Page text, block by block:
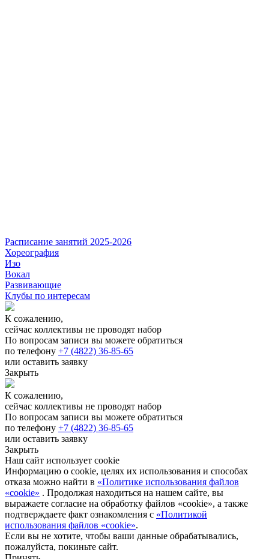
Расписание занятий 2025-2026
Хореография
Изо
Вокал
Развивающие
Клубы по интересам
К сожалению,
сейчас коллективы не проводят набор
По вопросам записи вы можете обратиться
по телефону +7 (4822) 36-85-65
или оставить заявку
Закрыть
К сожалению,
сейчас коллективы не проводят набор
По вопросам записи вы можете обратиться
по телефону +7 (4822) 36-85-65
или оставить заявку
Закрыть
Наш сайт использует cookie
Информацию о cookie, целях их использования и способах
отказа можно найти в «Политике использования файлов
«cookie» . Продолжая находиться на нашем сайте, вы
выражаете согласие на обработку файлов «cookie», а также
подтверждаете факт ознакомления с «Политикой
использования файлов «cookie».
Если вы не хотите, чтобы ваши данные обрабатывались,
пожалуйста, покиньте сайт.